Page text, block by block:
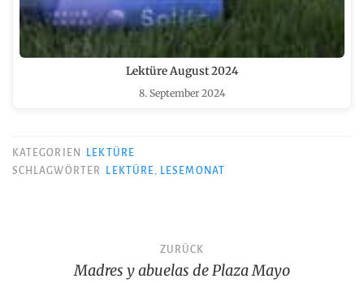
Lektüre August 2024
8. September 2024
KATEGORIEN
LEKTÜRE
SCHLAGWÖRTER
LEKTÜRE, LESEMONAT
Beitragsnavigation
ZURÜCK
Madres y abuelas de Plaza Mayo